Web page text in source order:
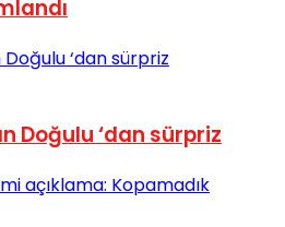
Doğulu ‘dan sürpriz